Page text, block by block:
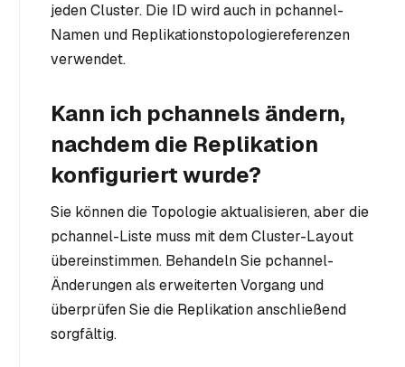
jeden Cluster. Die ID wird auch in pchannel-
Namen und Replikationstopologiereferenzen
verwendet.
Kann ich pchannels ändern,
nachdem die Replikation
konfiguriert wurde?
Sie können die Topologie aktualisieren, aber die
pchannel-Liste muss mit dem Cluster-Layout
übereinstimmen. Behandeln Sie pchannel-
Änderungen als erweiterten Vorgang und
überprüfen Sie die Replikation anschließend
sorgfältig.